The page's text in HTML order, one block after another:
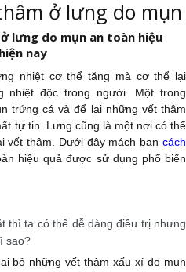
ở lưng do mụn
lưng do mụn an toàn hiệu
nay
nhiệt cơ thể tăng mà cơ thể lại
nhiệt độc trong người. Một trong
trứng cá và để lại những vết thâm
tự tin. Lưng cũng là một nơi có thể
vết thâm. Dưới đây mách bạncách
hiệu quả được sử dụng phổ biến
thì ta có thể dễ dàng điều trị nhưng
sao?
bỏ những vết thâm xấu xí do mụn